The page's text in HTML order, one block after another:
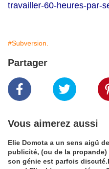
travailler-60-heures-par-
#Subversion.
Partager
Vous aimerez aussi
Elie Domota a un sens aigü
publicité, (ou de la propande)
son génie est parfois